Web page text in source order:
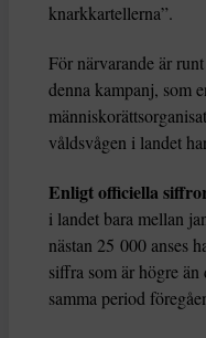
knarkkartellerna”.
För närvarande är
denna kampanj, som
våldsvågen i landet
Enligt officiella
i landet bara mellan
nästan 25 000 anses
siffra som är högre än
samma period